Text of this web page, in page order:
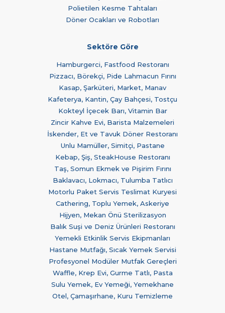
Polietilen Kesme Tahtaları
Döner Ocakları ve Robotları
Sektöre Göre
Hamburgerci, Fastfood Restoranı
Pizzacı, Börekçi, Pide Lahmacun Fırını
Kasap, Şarküteri, Market, Manav
Kafeterya, Kantin, Çay Bahçesi, Tostçu
Kokteyl İçecek Barı, Vitamin Bar
Zincir Kahve Evi, Barista Malzemeleri
İskender, Et ve Tavuk Döner Restoranı
Unlu Mamüller, Simitçi, Pastane
Kebap, Şiş, SteakHouse Restoranı
Taş, Somun Ekmek ve Pişirim Fırını
Baklavacı, Lokmacı, Tulumba Tatlıcı
Motorlu Paket Servis Teslimat Kuryesi
Cathering, Toplu Yemek, Askeriye
Hijyen, Mekan Önü Sterilizasyon
Balık Suşi ve Deniz Ürünleri Restoranı
Yemekli Etkinlik Servis Ekipmanları
Hastane Mutfağı, Sıcak Yemek Servisi
Profesyonel Modüler Mutfak Gereçleri
Waffle, Krep Evi, Gurme Tatlı, Pasta
Sulu Yemek, Ev Yemeği, Yemekhane
Otel, Çamaşırhane, Kuru Temizleme